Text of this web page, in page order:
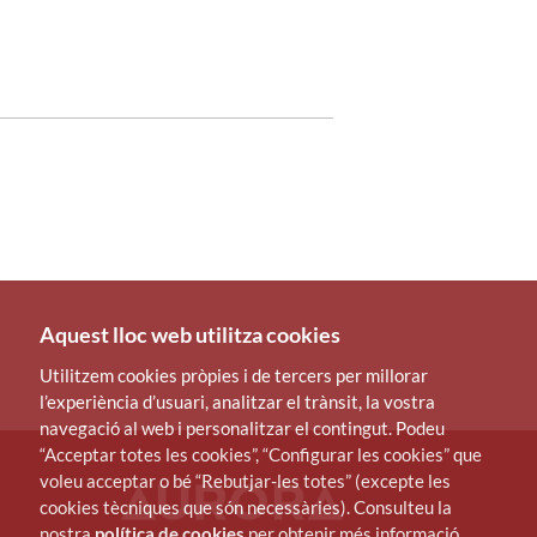
Aquest lloc web utilitza cookies
Utilitzem cookies pròpies i de tercers per millorar
l’experiència d’usuari, analitzar el trànsit, la vostra
navegació al web i personalitzar el contingut. Podeu
“Acceptar totes les cookies”, “Configurar les cookies” que
voleu acceptar o bé “Rebutjar-les totes” (excepte les
cookies tècniques que són necessàries). Consulteu la